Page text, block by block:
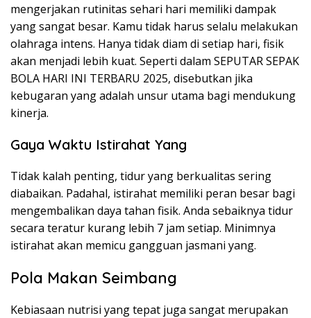
mengerjakan rutinitas sehari hari memiliki dampak
yang sangat besar. Kamu tidak harus selalu melakukan
olahraga intens. Hanya tidak diam di setiap hari, fisik
akan menjadi lebih kuat. Seperti dalam SEPUTAR SEPAK
BOLA HARI INI TERBARU 2025, disebutkan jika
kebugaran yang adalah unsur utama bagi mendukung
kinerja.
Gaya Waktu Istirahat Yang
Tidak kalah penting, tidur yang berkualitas sering
diabaikan. Padahal, istirahat memiliki peran besar bagi
mengembalikan daya tahan fisik. Anda sebaiknya tidur
secara teratur kurang lebih 7 jam setiap. Minimnya
istirahat akan memicu gangguan jasmani yang.
Pola Makan Seimbang
Kebiasaan nutrisi yang tepat juga sangat merupakan